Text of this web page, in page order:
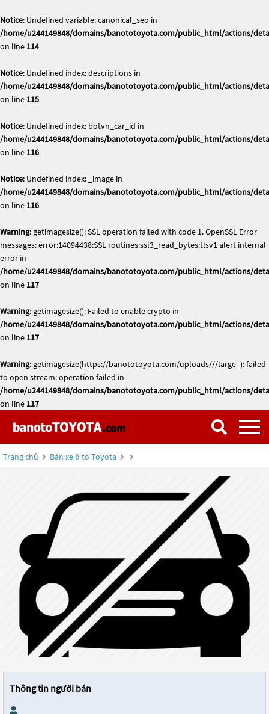
Notice: Undefined variable: canonical_seo in
/home/u244149848/domains/banototoyota.com/public_html/actions/
on line 114
Notice: Undefined index: descriptions in
/home/u244149848/domains/banototoyota.com/public_html/actions/
on line 115
Notice: Undefined index: botvn_car_id in
/home/u244149848/domains/banototoyota.com/public_html/actions/
on line 116
Notice: Undefined index: _image in
/home/u244149848/domains/banototoyota.com/public_html/actions/
on line 116
Warning: getimagesize(): SSL operation failed with code 1. OpenSSL Error
messages: error:14094438:SSL routines:ssl3_read_bytes:tlsv1 alert internal
error in
/home/u244149848/domains/banototoyota.com/public_html/actions/
on line 117
Warning: getimagesize(): Failed to enable crypto in
/home/u244149848/domains/banototoyota.com/public_html/actions/
on line 117
Warning: getimagesize(https://banototoyota.com/uploads///large_): failed
to open stream: operation failed in
/home/u244149848/domains/banototoyota.com/public_html/actions/
on line 117
Trang chủ Bán xe ô tô Toyota
Thông tin người bán